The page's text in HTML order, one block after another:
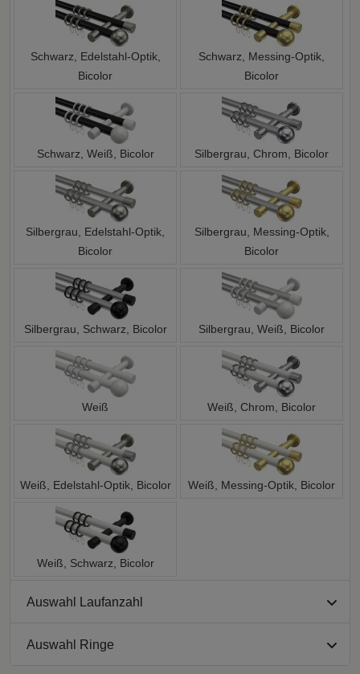
Schwarz, Edelstahl-Optik,
Bicolor
Schwarz, Messing-Optik,
Bicolor
Schwarz, Weiß, Bicolor Silbergrau, Chrom, Bicolor
Silbergrau, Edelstahl-Optik,
Bicolor
Silbergrau, Messing-Optik,
Bicolor
Silbergrau, Schwarz, Bicolor Silbergrau, Weiß, Bicolor
Weiß Weiß, Chrom, Bicolor
Weiß, Edelstahl-Optik, Bicolor Weiß, Messing-Optik, Bicolor
Weiß, Schwarz, Bicolor
Auswahl Laufanzahl
Auswahl Ringe